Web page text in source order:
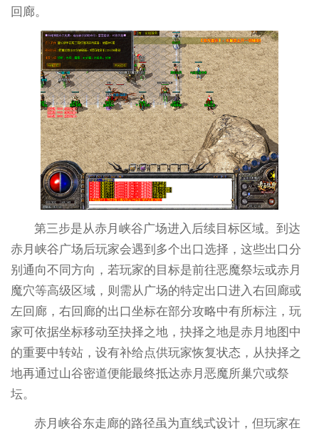
回廊。
第三步是从赤月峡谷广场进入后续目标区域。到达
赤月峡谷广场后玩家会遇到多个出口选择，这些出口分
别通向不同方向，若玩家的目标是前往恶魔祭坛或赤月
魔穴等高级区域，则需从广场的特定出口进入右回廊或
左回廊，右回廊的出口坐标在部分攻略中有所标注，玩
家可依据坐标移动至抉择之地，抉择之地是赤月地图中
的重要中转站，设有补给点供玩家恢复状态，从抉择之
地再通过山谷密道便能最终抵达赤月恶魔所巢穴或祭
坛。
赤月峡谷东走廊的路径虽为直线式设计，但玩家在